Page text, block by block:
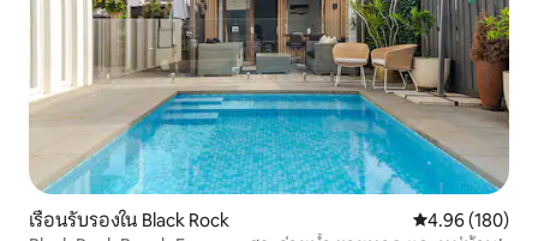
เรือนรับรองใน Black Rock คะแนนเฉลี่ย
4.96 (180)